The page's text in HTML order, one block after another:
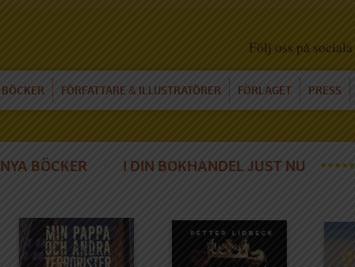
Följ oss på
BÖCKER FÖRFATTARE & ILLUSTRATÖRER FÖRLAGET PRESS
NYA BÖCKER I DIN BOKHANDEL JUST NU